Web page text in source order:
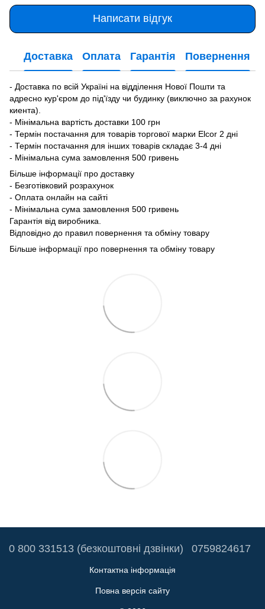
Написати відгук
Доставка Оплата Гарантія Повернення
- Доставка по всій Україні на відділення Нової Пошти та
адресно кур'єром до під'їзду чи будинку (виключно за рахунок
киента).
- Мінімальна вартість доставки 100 грн
- Термін постачання для товарів торгової марки Elcor 2 дні
- Термін постачання для інших товарів складає 3-4 дні
- Мінімальна сума замовлення 500 гривень
Більше інформації про доставку
- Безготівковий розрахунок
- Оплата онлайн на сайті
- Мінімальна сума замовлення 500 гривень
Гарантія від виробника.
Відповідно до правил повернення та обміну товару
Більше інформації про повернення та обміну товару
0 800 331513 (безкоштовні дзвінки) 0759824617
Контактна інформація
Повна версія сайту